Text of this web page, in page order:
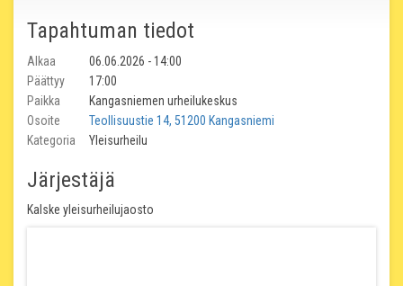
Tapahtuman tiedot
Alkaa
06.06.2026 - 14:00
Päättyy
17:00
Paikka
Kangasniemen urheilukeskus
Osoite
Teollisuustie 14, 51200 Kangasniemi
Kategoria
Yleisurheilu
Järjestäjä
Kalske yleisurheilujaosto